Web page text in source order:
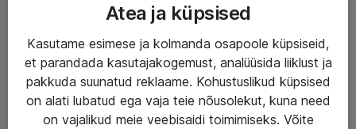
Haldusteenused
Garantii
Turva- ja nõrkvoolulahendused
Atea ja küpsised
Kasutame esimese ja kolmanda osapoole küpsiseid,
et parandada kasutajakogemust, analüüsida liiklust ja
pakkuda suunatud reklaame. Kohustuslikud küpsised
on alati lubatud ega vaja teie nõusolekut, kuna need
on vajalikud meie veebisaidi toimimiseks. Võite